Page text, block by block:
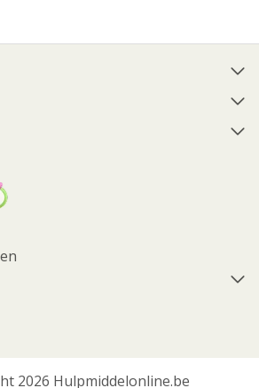
2026 Hulpmiddelonline.be